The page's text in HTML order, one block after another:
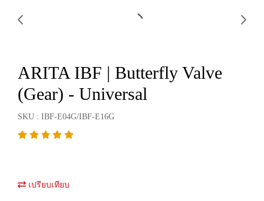
ARITA IBF | Butterfly Valve
(Gear) - Universal
SKU : IBF-E04G/IBF-E16G
เปรียบเทียบ